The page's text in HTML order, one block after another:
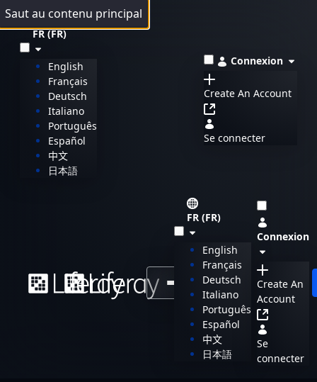
Saut au contenu principal
FR (FR)
English
Français
Deutsch
Italiano
Português
Español
中文
日本語
Connexion
Create An Account
Se connecter
Menu
FR (FR)
English
Français
Deutsch
Italiano
Português
Español
中文
日本語
Connexion
Create An
Account
Se
connecter